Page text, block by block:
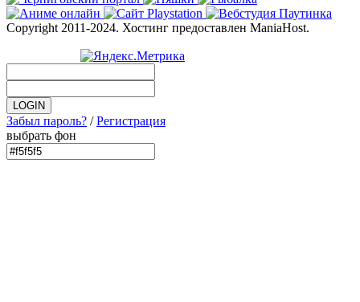
Copyright 2011-2024. Хостинг предоставлен ManiaHost.
Забыл пароль? /Регистрация
выбрать фон